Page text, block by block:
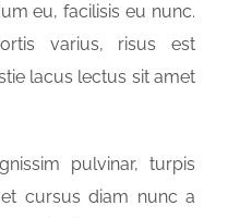
eu, facilisis eu nunc.
varius, risus est
lacus lectus sit amet
pulvinar, turpis
cursus diam nunc a